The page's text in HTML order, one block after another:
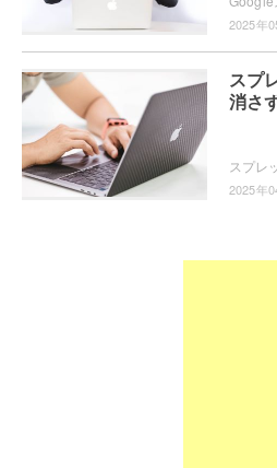
2025年
スプ
消さ
2025年